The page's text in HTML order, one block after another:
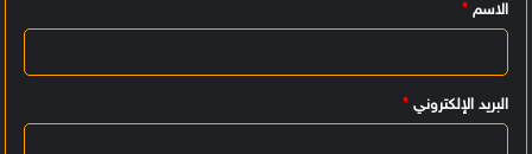
ق
الاسم *
البريد الإلكتروني *